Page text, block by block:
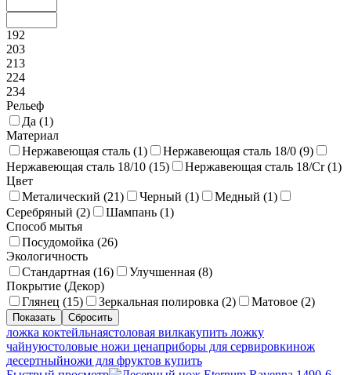
192
203
213
224
234
Рельеф
Да (1)
Материал
Нержавеющая сталь (1) Нержавеющая сталь 18/0 (9)
Нержавеющая сталь 18/10 (15) Нержавеющая сталь 18/Cr (1)
Цвет
Металический (21) Черный (1) Медный (1)
Серебряный (2) Шампань (1)
Способ мытья
Посудомойка (26)
Экологичность
Стандартная (16) Улучшенная (8)
Покрытие (Декор)
Глянец (15) Зеркальная полировка (2) Матовое (2)
ложка коктейльнаястоловая вилкакупить ложку
чайнуюстоловые ножи ценаприборы для сервировкинож
десертныйножи для фруктов купить